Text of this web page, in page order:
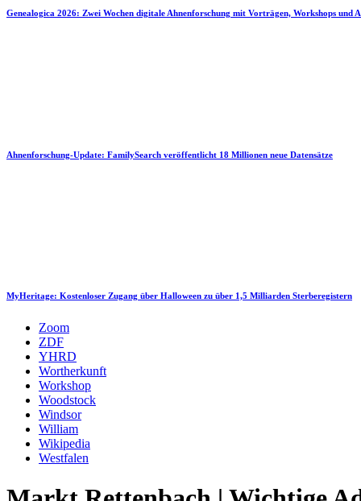
Genealogica 2026: Zwei Wochen digitale Ahnenforschung mit Vorträgen, Workshops und
Ahnenforschung-Update: FamilySearch veröffentlicht 18 Millionen neue Datensätze
MyHeritage: Kostenloser Zugang über Halloween zu über 1,5 Milliarden Sterberegistern
Zoom
ZDF
YHRD
Wortherkunft
Workshop
Woodstock
Windsor
William
Wikipedia
Westfalen